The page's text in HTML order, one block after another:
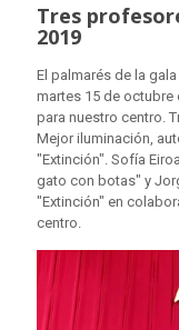
Tres
2019
El palmarés de la
martes 15 de octubre
para nuestro centro.
Mejor iluminación,
"Extinción". Sofía
gato con botas" y
"Extinción" en
centro.